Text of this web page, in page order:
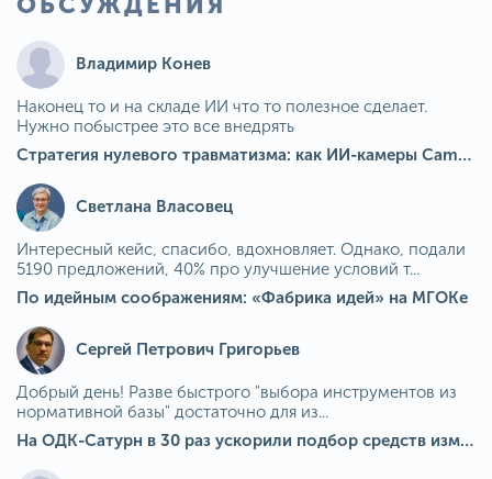
Владимир Конев
Наконец то и на складе ИИ что то полезное сделает.
Нужно побыстрее это все внедрять
Стратегия нулевого травматизма: как ИИ-камеры Camkord снижают риск наезда на пешехода при работе на погрузчике
Светлана Власовец
Интересный кейс, спасибо, вдохновляет. Однако, подали
5190 предложений, 40% про улучшение условий т...
По идейным соображениям: «Фабрика идей» на МГОКе
Сергей Петрович Григорьев
Добрый день! Разве быстрого "выбора инструментов из
нормативной базы" достаточно для из...
На ОДК-Сатурн в 30 раз ускорили подбор средств измерения для контроля качества продукции